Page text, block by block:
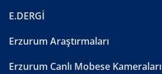
E.DERGİ
Erzurum Araştırmaları
Erzurum Canlı Mobese Kameraları